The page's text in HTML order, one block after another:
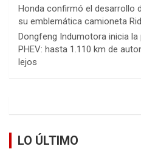
Honda confirmó el desarrollo
su emblemática camioneta
Dongfeng Indumotora inicia la
PHEV: hasta 1.110 km de
lejos
LO ÚLTIMO